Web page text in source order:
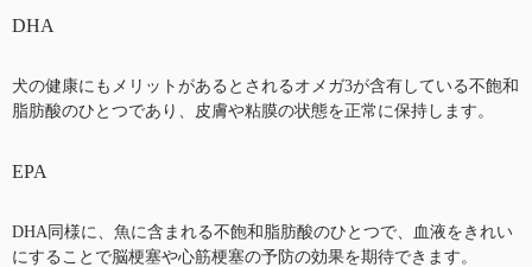
DHA
犬の健康にもメリットがあるとされるオメガ3が含有している不飽和
脂肪酸のひとつであり、皮膚や粘膜の状態を正常に保持します。
EPA
DHA同様に、魚に含まれる不飽和脂肪酸のひとつで、血液をきれい
にすることで脳梗塞や心筋梗塞の予防の効果を期待できます。